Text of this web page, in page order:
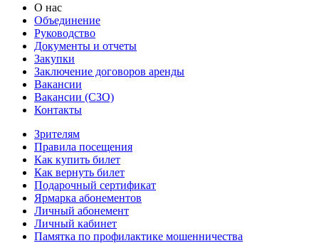
О нас
Объединение
Руководство
Документы и отчеты
Закупки
Заключение договоров аренды
Вакансии
Вакансии (СЗО)
Контакты
Зрителям
Правила посещения
Как купить билет
Как вернуть билет
Подарочный сертификат
Ярмарка абонементов
Личный абонемент
Личный кабинет
Памятка по профилактике мошенничества